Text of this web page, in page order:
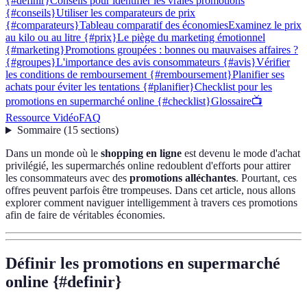
{#conseils}Utiliser les comparateurs de prix
{#comparateurs}Tableau comparatif des économiesExaminez le prix
au kilo ou au litre {#prix}Le piège du marketing émotionnel
{#marketing}Promotions groupées : bonnes ou mauvaises affaires ?
{#groupes}L'importance des avis consommateurs {#avis}Vérifier
les conditions de remboursement {#remboursement}Planifier ses
achats pour éviter les tentations {#planifier}Checklist pour les
promotions en supermarché online {#checklist}Glossaire📺
Ressource VidéoFAQ
Sommaire(15 sections)
Dans un monde où le shopping en ligne est devenu le mode d'achat
privilégié, les supermarchés online redoublent d'efforts pour attirer
les consommateurs avec des promotions alléchantes. Pourtant, ces
offres peuvent parfois être trompeuses. Dans cet article, nous allons
explorer comment naviguer intelligemment à travers ces promotions
afin de faire de véritables économies.
Définir les promotions en supermarché
online {#definir}